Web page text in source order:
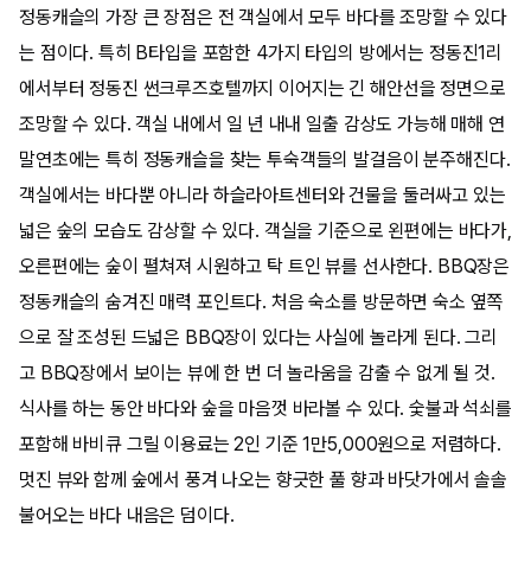
정동캐슬의 가장 큰 장점은 전 객실에서 모두 바다를 조망할 수 있다
는 점이다. 특히 B타입을 포함한 4가지 타입의 방에서는 정동진1리
에서부터 정동진 썬크루즈호텔까지 이어지는 긴 해안선을 정면으로
조망할 수 있다. 객실 내에서 일 년 내내 일출 감상도 가능해 매해 연
말연초에는 특히 정동캐슬을 찾는 투숙객들의 발걸음이 분주해진다.
객실에서는 바다뿐 아니라 하슬라아트센터와 건물을 둘러싸고 있는
넓은 숲의 모습도 감상할 수 있다. 객실을 기준으로 왼편에는 바다가,
오른편에는 숲이 펼쳐져 시원하고 탁 트인 뷰를 선사한다. BBQ장은
정동캐슬의 숨겨진 매력 포인트다. 처음 숙소를 방문하면 숙소 옆쪽
으로 잘 조성된 드넓은 BBQ장이 있다는 사실에 놀라게 된다. 그리
고 BBQ장에서 보이는 뷰에 한 번 더 놀라움을 감출 수 없게 될 것.
식사를 하는 동안 바다와 숲을 마음껏 바라볼 수 있다. 숯불과 석쇠를
포함해 바비큐 그릴 이용료는 2인 기준 1만5,000원으로 저렴하다.
멋진 뷰와 함께 숲에서 풍겨 나오는 향긋한 풀 향과 바닷가에서 솔솔
불어오는 바다 내음은 덤이다.